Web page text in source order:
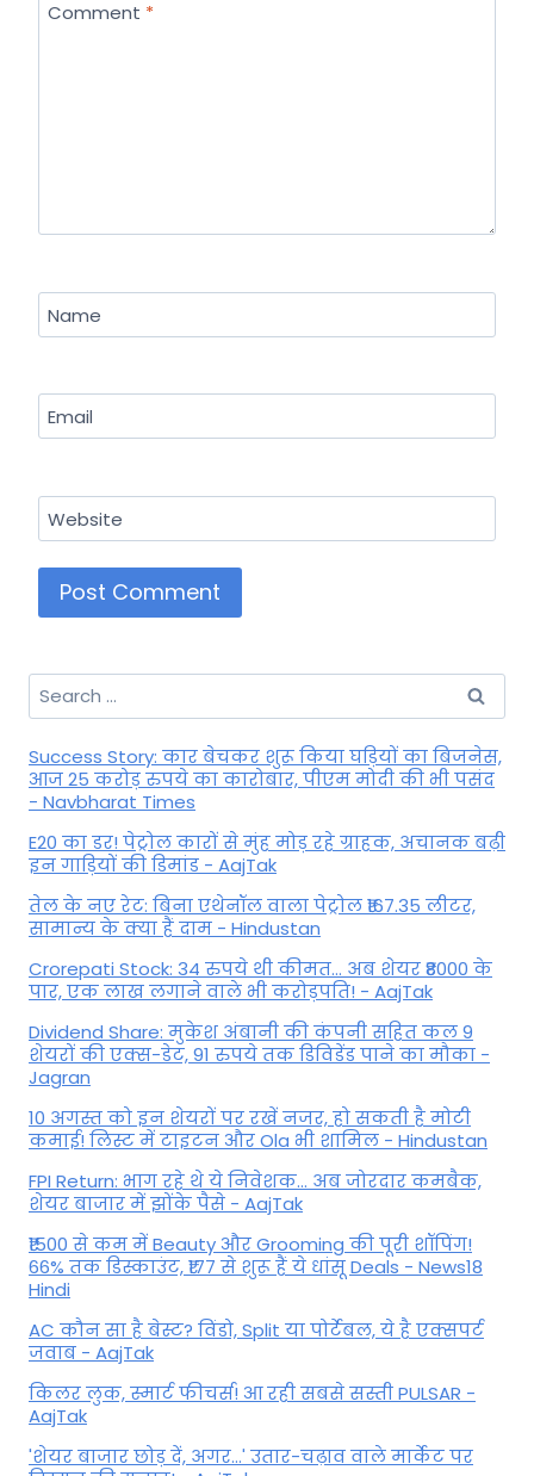
Comment *
Name
Email
Website
Search
for:
Success Story: कार बेचकर शुरू किया घड़ियों का बिजनेस,
आज 25 करोड़ रुपये का कारोबार, पीएम मोदी की भी पसंद
- Navbharat Times
E20 का डर! पेट्रोल कारों से मुंह मोड़ रहे ग्राहक, अचानक बढ़ी
इन गाड़ियों की डिमांड - AajTak
तेल के नए रेट: बिना एथेनॉल वाला पेट्रोल ₹167.35 लीटर,
सामान्य के क्या हैं दाम - Hindustan
Crorepati Stock: 34 रुपये थी कीमत... अब शेयर ₹8000 के
पार, एक लाख लगाने वाले भी करोड़पति! - AajTak
Dividend Share: मुकेश अंबानी की कंपनी सहित कल 9
शेयरों की एक्स-डेट, 91 रुपये तक डिविडेंड पाने का मौका -
Jagran
10 अगस्त को इन शेयरों पर रखें नजर, हो सकती है मोटी
कमाई! लिस्ट में टाइटन और Ola भी शामिल - Hindustan
FPI Return: भाग रहे थे ये निवेशक... अब जोरदार कमबैक,
शेयर बाजार में झोंके पैसे - AajTak
₹1500 से कम में Beauty और Grooming की पूरी शॉपिंग!
66% तक डिस्काउंट, ₹177 से शुरू हैं ये धांसू Deals - News18
Hindi
AC कौन सा है बेस्ट? विंडो, Split या पोर्टेबल, ये है एक्सपर्ट
जवाब - AajTak
किलर लुक, स्मार्ट फीचर्स! आ रही सबसे सस्ती PULSAR -
AajTak
'शेयर बाजार छोड़ दें, अगर...' उतार-चढ़ाव वाले मार्केट पर